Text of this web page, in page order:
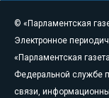
© «Парламентская
Электронное
«Парламентская
Федеральной службе
связи,